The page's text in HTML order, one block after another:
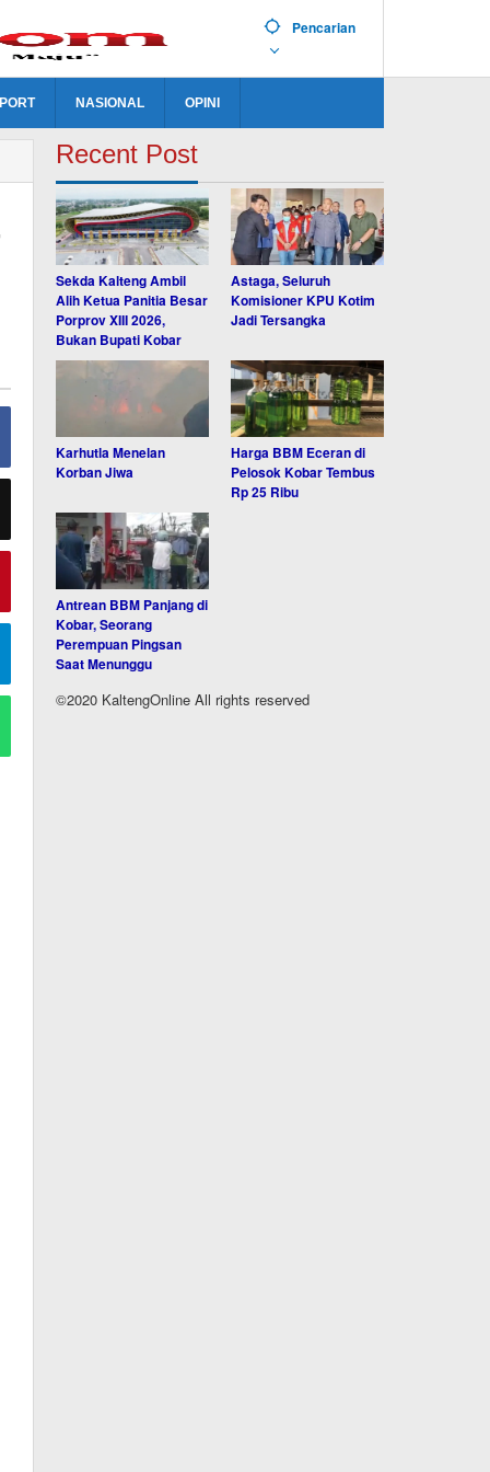
Pencarian
NASIONAL OPINI
Recent Post
Sekda Kalteng Ambil
Alih Ketua Panitia Besar
Porprov XIII 2026,
Bukan Bupati Kobar
Astaga, Seluruh
Komisioner KPU Kotim
Jadi Tersangka
Karhutla Menelan
Korban Jiwa
Harga BBM Eceran di
Pelosok Kobar Tembus
Rp 25 Ribu
Antrean BBM Panjang di
Kobar, Seorang
Perempuan Pingsan
Saat Menunggu
©2020 KaltengOnline All rights reserved